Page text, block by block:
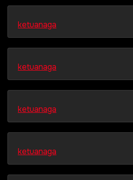
ketuanaga
ketuanaga
ketuanaga
ketuanaga